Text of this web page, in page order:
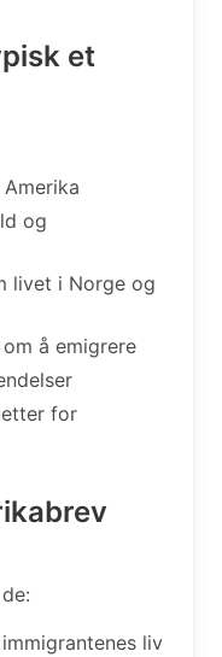
et
og
livet i Norge og
å emigrere
for
liv